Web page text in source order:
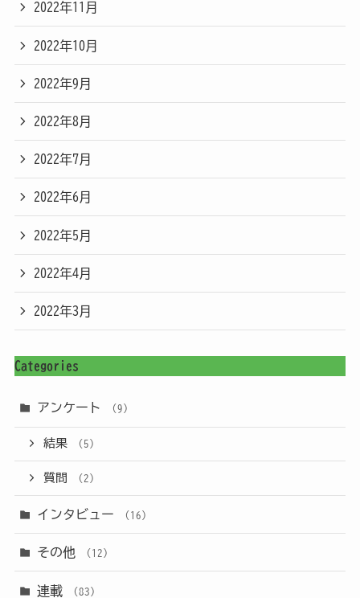
2022年11月
2022年10月
2022年9月
2022年8月
2022年7月
2022年6月
2022年5月
2022年4月
2022年3月
Categories
アンケート (9)
結果 (5)
質問 (2)
インタビュー (16)
その他 (12)
連載 (83)